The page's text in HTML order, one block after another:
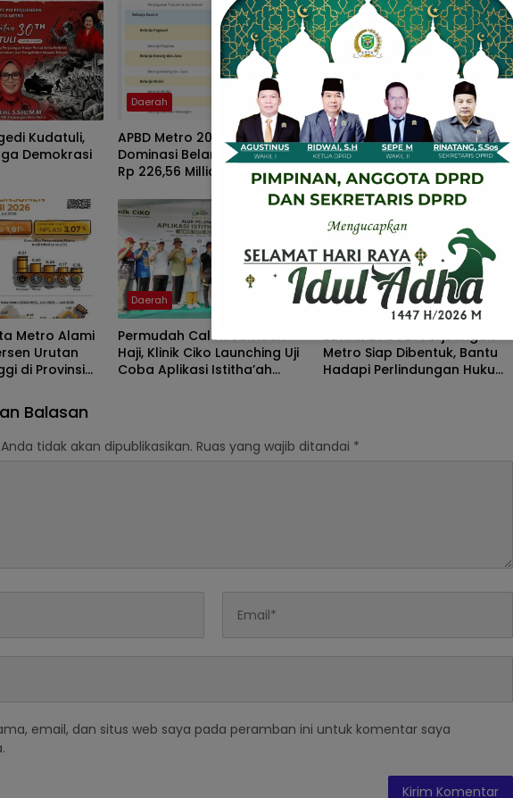
Kudatuli,
Demokrasi
Daerah
APBD Metro 2026 Kuartal II
Dominasi Belanja Pegawai
Rp 226,56 Milliar, Belanja
Modal Capai 33 Persen, ‎ ‎
Kota Metro
Proses Lelang Proyek Jalan
Adipati Tuai Sorotan,
Rekanan Protes Diduga
Adanya Pengkodisian ‎
Metro Alami
Urutan
di Provinsi
Daerah
Permudah Calon Jamaah
Haji, Klinik Ciko Launching Uji
Coba Aplikasi Istitha’ah
Kota Metro
BBHAR DPC PDI Perjuangan
Metro Siap Dibentuk, Bantu
Hadapi Perlindungan Hukum
Balasan
tidak akan dipublikasikan. Ruas yang wajib ditandai *
email, dan situs web saya pada peramban ini untuk komentar saya